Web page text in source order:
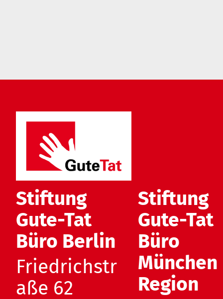
Stiftung
Gute-Tat
Büro Berlin
Friedrichstr
aße 62
Stiftung
Gute-Tat
Büro
München
Region